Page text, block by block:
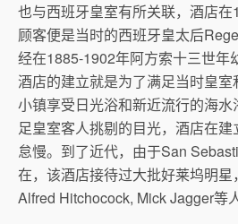
也与西班牙皇室有所关联，酒店
顾客便是当时的西班牙皇太后
经在1885-1902年阿方索十三世年
酒店的建立就是为了满足当时皇
小镇享受日光浴和新近流行的海
足皇室客人挑剔的目光，酒店在
怠慢。到了近代，由于San
在，该酒店接待过大批好莱坞明
Alfred Hitchocock, Mick Jagger等人